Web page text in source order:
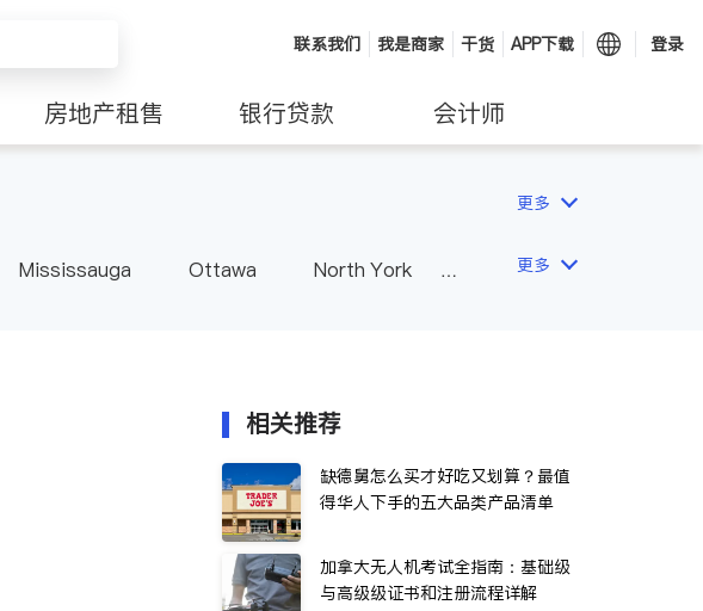
联系我们 我是商家 干货 APP下载 登录
房地产租售 银行贷款 会计师
更多
Mississauga Ottawa
North York
更多
相关推荐
缺德舅怎么买才好吃又划算？最值
得华人下手的五大品类产品清单
加拿大无人机考试全指南：基础级
与高级级证书和注册流程详解